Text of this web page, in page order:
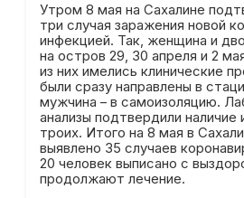
Утром 8 мая на Сахалине
три случая заражения новой
инфекцией. Так, женщина и
на остров 29, 30 апреля и 2
из них имелись клинические
были сразу направлены в
мужчина – в самоизоляцию.
анализы подтвердили наличие
троих. Итого на 8 мая в
выявлено 35 случаев
20 человек выписано с
продолжают лечение.